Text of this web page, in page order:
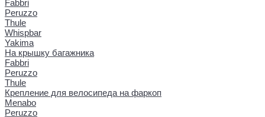
Fabbri
Peruzzo
Thule
Whispbar
Yakima
На крышку багажника
Fabbri
Peruzzo
Thule
Крепление для велосипеда на фаркоп
Menabo
Peruzzo